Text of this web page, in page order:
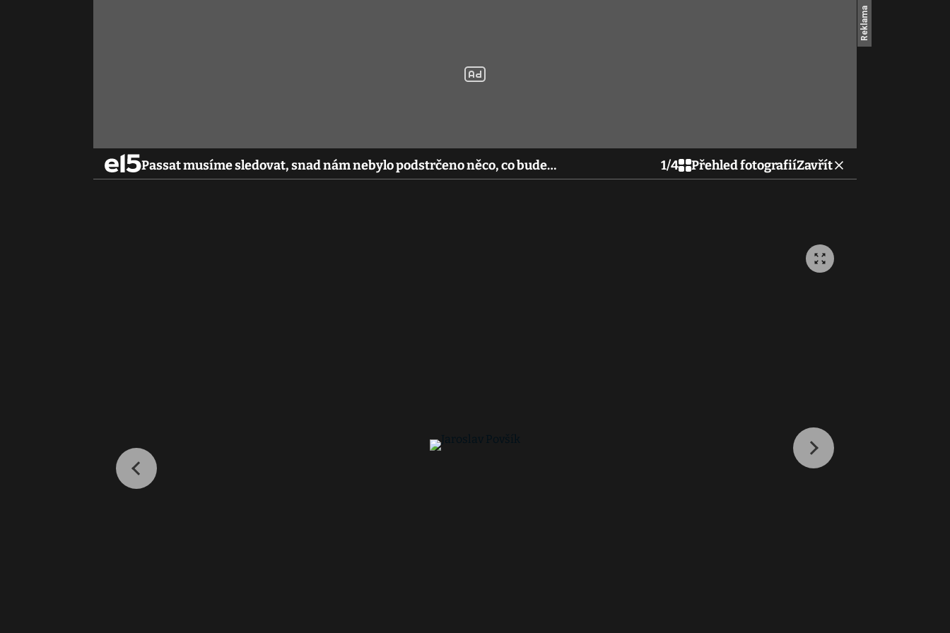
Passat musíme sledovat, snad nám nebylo podstrčeno něco, co bude… 1/4 Přehled fotografiíZavřít